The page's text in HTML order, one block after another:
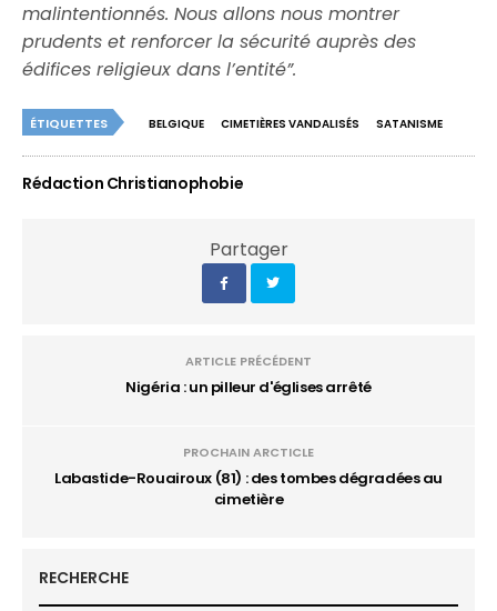
malintentionnés. Nous allons nous montrer
prudents et renforcer la sécurité auprès des
édifices religieux dans l’entité”.
ÉTIQUETTES BELGIQUE CIMETIÈRES VANDALISÉS SATANISME
Rédaction Christianophobie
Partager
ARTICLE PRÉCÉDENT
Nigéria : un pilleur d'églises arrêté
PROCHAIN ARCTICLE
Labastide-Rouairoux (81) : des tombes dégradées au
cimetière
RECHERCHE